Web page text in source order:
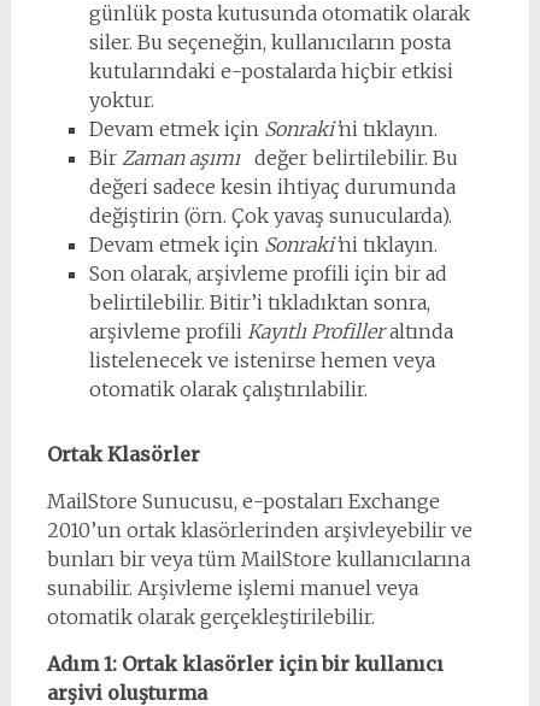
günlük posta kutusunda otomatik olarak
siler. Bu seçeneğin, kullanıcıların posta
kutularındaki e-postalarda hiçbir etkisi
yoktur.
Devam etmek için Sonraki’ni tıklayın.
Bir Zaman aşımıdeğer belirtilebilir. Bu
değeri sadece kesin ihtiyaç durumunda
değiştirin (örn. Çok yavaş sunucularda).
Devam etmek için Sonraki’ni tıklayın.
Son olarak, arşivleme profili için bir ad
belirtilebilir. Bitir’i tıkladıktan sonra,
arşivleme profili Kayıtlı Profilleraltında
listelenecek ve istenirse hemen veya
otomatik olarak çalıştırılabilir.
Ortak Klasörler
MailStore Sunucusu, e-postaları Exchange
2010’un ortak klasörlerinden arşivleyebilir ve
bunları bir veya tüm MailStore kullanıcılarına
sunabilir. Arşivleme işlemi manuel veya
otomatik olarak gerçekleştirilebilir.
Adım 1: Ortak klasörler için bir kullanıcı
arşivi oluşturma